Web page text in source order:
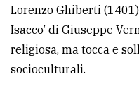
Lorenzo Ghiberti
Isacco’ di Giuseppe
religiosa, ma tocca e
socioculturali.